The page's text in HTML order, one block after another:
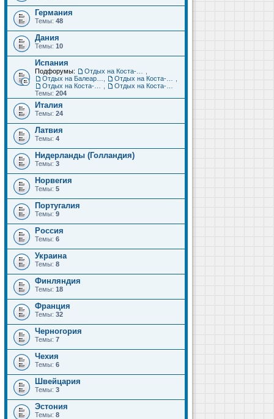
Германия
Темы: 48
Дания
Темы: 10
Испания
Подфорумы:
Темы: 204
Италия
Темы: 24
Латвия
Темы: 4
Нидерланды (Голландия)
Темы: 3
Норвегия
Темы: 5
Португалия
Темы: 9
Россия
Темы: 6
Украина
Темы: 8
Финляндия
Темы: 18
Франция
Темы: 32
Черногория
Темы: 7
Чехия
Темы: 6
Швейцария
Темы: 3
Эстония
Темы: 8